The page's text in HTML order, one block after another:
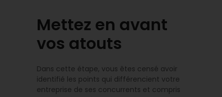
Mettez en avant
vos atouts
Dans cette étape, vous êtes censé avoir
identifié les points qui différencient votre
entreprise de ses concurrents et compris